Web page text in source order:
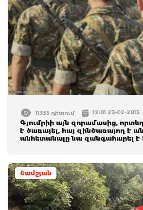
11335 դիտում 12:01 23-02-2015
Գյումրիի այն զորամասից,
է ծառայել, հայ զինծառայող է
անհետանալը նա զանգահարել է
Շամշյան